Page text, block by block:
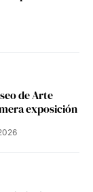
de Arte
exposición